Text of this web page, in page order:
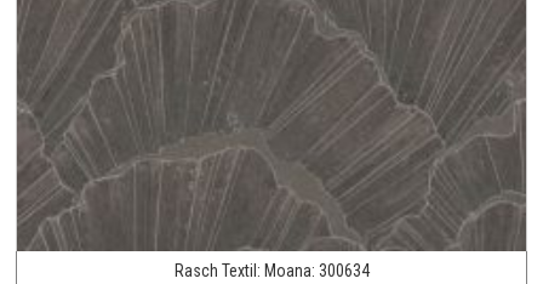
Rasch Textil: Moana: 300634